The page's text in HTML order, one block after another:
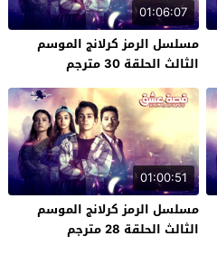
01:06:07
مسلسل الرمز كرلانج الموسم
الثالث الحلقة 30 مترجم
01:00:51
مسلسل الرمز كرلانج الموسم
الثالث الحلقة 28 مترجم